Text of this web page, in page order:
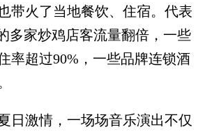
火了当地餐饮、住宿。代表
多家炒鸡店客流量翻倍，一些
率超过90%，一些品牌连锁酒
激情，一场场音乐演出不仅